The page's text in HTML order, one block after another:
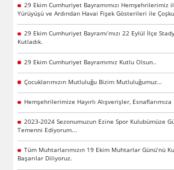
29 Ekim Cumhuriyet Bayramımızı Hemşehrilerimiz
Yürüyüşü ve Ardından Havai Fişek Gösterileri ile
29 Ekim Cumhuriyet Bayramı’mızı 22 Eylül İlçe
Kutladık.
29 Ekim Cumhuriyet Bayramımız Kutlu Olsun..
Çocuklarımızın Mutluluğu Bizim Mutluluğumuz…
Hemşehrilerimize Hayırlı Alışverişler,
2023-2024 Sezonumuzun Ezine Spor Kulubümüze
Temenni Ediyorum...
Tüm Muhtarlarımızın 19 Ekim Muhtarlar Günü’nü
Başarılar Diliyoruz.